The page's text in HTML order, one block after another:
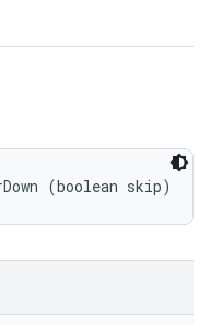
(boolean skip)